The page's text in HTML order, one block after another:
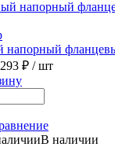
напорный
₽ / шт
В наличии